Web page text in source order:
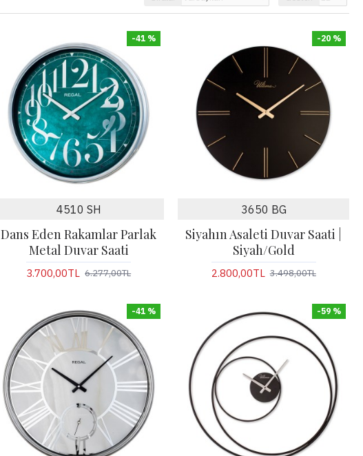
-41 %
4510 SH
Dans Eden Rakamlar Parlak
Metal Duvar Saati
3.700,00TL 6.277,00TL
-20 %
3650 BG
Siyahın Asaleti Duvar Saati |
Siyah/Gold
2.800,00TL 3.498,00TL
-41 % -59 %